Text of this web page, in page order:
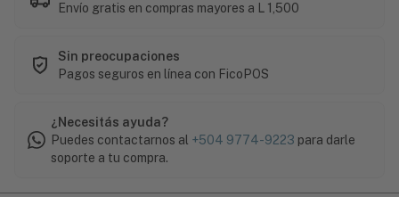
Envío gratis en compras mayores a L 1,500
Sin preocupaciones
Pagos seguros en línea con FicoPOS
¿Necesitás ayuda?
Puedes contactarnos al +504 9774-9223 para darle
soporte a tu compra.